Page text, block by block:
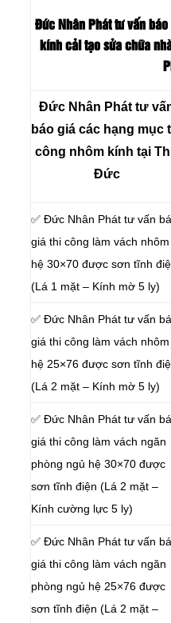
Đức Nhân Phát tư vấn
kính cải tạo sửa chữa
Đức Nhân Phát tư
báo giá các hạng mục
công nhôm kính tại
Đức
✅ Đức Nhân Phát tư vấn
giá thi công làm vách nhôm
hệ 30×70 được sơn tĩnh
(Lá 1 mặt – Kính mờ 5 ly)
✅ Đức Nhân Phát tư vấn
giá thi công làm vách nhôm
hệ 25×76 được sơn tĩnh
(Lá 2 mặt – Kính mờ 5 ly)
✅ Đức Nhân Phát tư vấn
giá thi công làm vách ngăn
phòng ngủ hệ 30×70 được
sơn tĩnh điện (Lá 2 mặt –
Kính cường lực 5 ly)
✅ Đức Nhân Phát tư vấn
giá thi công làm vách ngăn
phòng ngủ hệ 25×76 được
sơn tĩnh điện (Lá 2 mặt –